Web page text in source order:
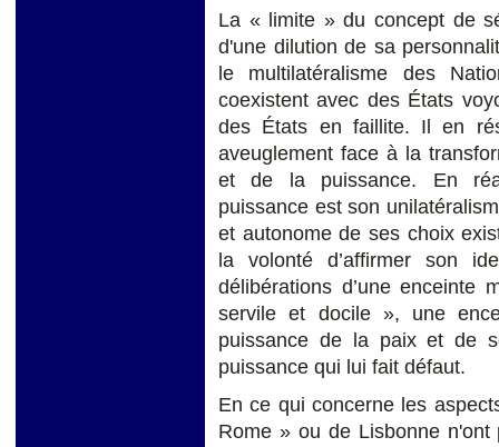
La « limite » du concept de
d'une dilution de sa
le multilatéralisme des
coexistent avec des États
des États en faillite. Il en
aveuglement face à la
et de la puissance. En
puissance est son
et autonome de ses choix
la volonté d’affirmer son
délibérations d’une enceinte
servile et docile », une
puissance de la paix et de
puissance qui lui fait défaut.
En ce qui concerne les
Rome » ou de Lisbonne n'ont